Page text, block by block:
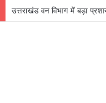
उत्तराखंड वन विभाग में बड़ा